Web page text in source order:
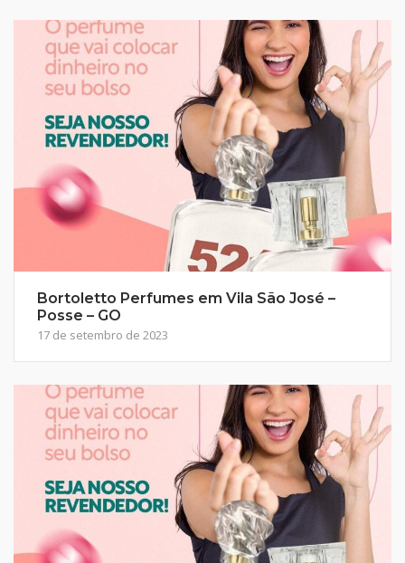
Bortoletto Perfumes em Vila São José –
Posse – GO
17 de setembro de 2023